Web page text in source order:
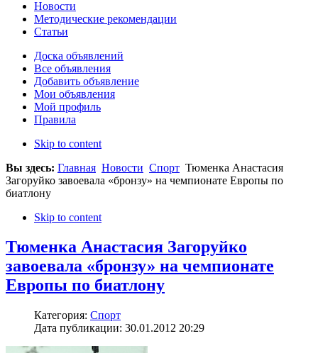
Новости
Методические рекомендации
Статьи
Доска объявлений
Все объявления
Добавить объявление
Мои объявления
Мой профиль
Правила
Skip to content
Вы здесь: Главная Новости Спорт Тюменка Анастасия
Загоруйко завоевала «бронзу» на чемпионате Европы по
биатлону
Skip to content
Тюменка Анастасия Загоруйко
завоевала «бронзу» на чемпионате
Европы по биатлону
Категория: Спорт
Дата публикации: 30.01.2012 20:29